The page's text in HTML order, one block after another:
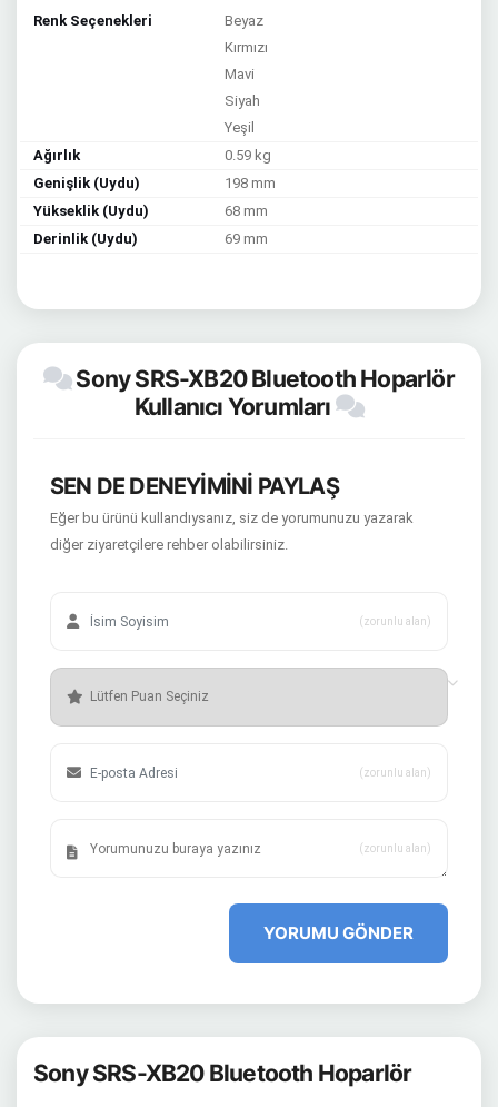
Renk Seçenekleri
Beyaz
Kırmızı
Mavi
Siyah
Yeşil
Ağırlık
0.59 kg
Genişlik (Uydu)
198 mm
Yükseklik (Uydu)
68 mm
Derinlik (Uydu)
69 mm
Sony SRS-XB20 Bluetooth Hoparlör
Kullanıcı Yorumları
SEN DE DENEYİMİNİ PAYLAŞ
Eğer bu ürünü kullandıysanız, siz de yorumunuzu yazarak
diğer ziyaretçilere rehber olabilirsiniz.
(zorunlu alan)
(zorunlu alan)
(zorunlu alan)
YORUMU GÖNDER
Sony SRS-XB20 Bluetooth Hoparlör